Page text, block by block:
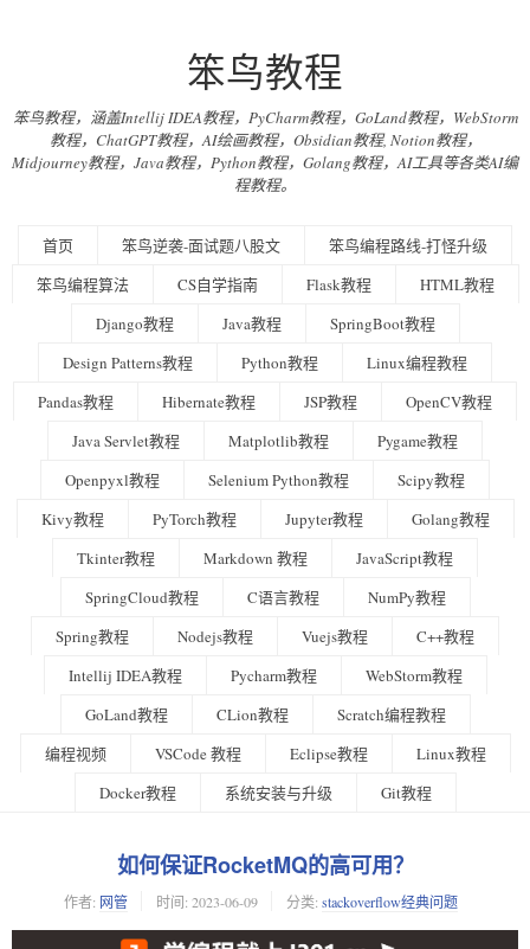
笨鸟教程
笨鸟教程，涵盖Intellij IDEA教程，PyCharm教程，GoLand教程，WebStorm
教程，ChatGPT教程，AI绘画教程，Obsidian教程, Notion教程，
Midjourney教程，Java教程，Python教程，Golang教程，AI工具等各类AI编
程教程。
首页 笨鸟逆袭-面试题八股文
笨鸟编程路线-打怪升级
笨鸟编程算法
CS自学指南 Flask教程
HTML教程
Django教程
Java教程
SpringBoot教程
Design Patterns教程
Python教程
Linux编程教程
Pandas教程
Hibernate教程 JSP教程
OpenCV教程
Java Servlet教程
Matplotlib教程
Pygame教程
Openpyxl教程
Selenium Python教程
Scipy教程
Kivy教程
PyTorch教程 Jupyter教程
Golang教程
Tkinter教程
Markdown 教程
JavaScript教程
SpringCloud教程
C语言教程
NumPy教程
Spring教程
Nodejs教程 Vuejs教程
C++教程
Intellij IDEA教程
Pycharm教程
WebStorm教程
GoLand教程
CLion教程
Scratch编程教程
编程视频
VSCode 教程 Eclipse教程
Linux教程
Docker教程
系统安装与升级 Git教程
如何保证RocketMQ的高可用？
作者: 网管 时间: 2023-06-09 分类: stackoverflow经典问题